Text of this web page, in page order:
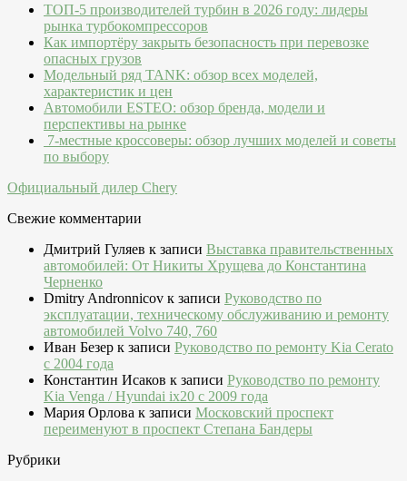
ТОП-5 производителей турбин в 2026 году: лидеры
рынка турбокомпрессоров
Как импортёру закрыть безопасность при перевозке
опасных грузов
Модельный ряд TANK: обзор всех моделей,
характеристик и цен
Автомобили ESTEO: обзор бренда, модели и
перспективы на рынке
7-местные кроссоверы: обзор лучших моделей и советы
по выбору
Официальный дилер Chery
Свежие комментарии
Дмитрий Гуляев к записи Выставка правительственных
автомобилей: От Никиты Хрущева до Константина
Черненко
Dmitry Andronnicov к записи Руководство по
эксплуатации, техническому обслуживанию и ремонту
автомобилей Volvo 740, 760
Иван Безер к записи Руководство по ремонту Kia Cerato
c 2004 года
Константин Исаков к записи Руководство по ремонту
Kia Venga / Hyundai ix20 c 2009 года
Мария Орлова к записи Московский проспект
переименуют в проспект Степана Бандеры
Рубрики